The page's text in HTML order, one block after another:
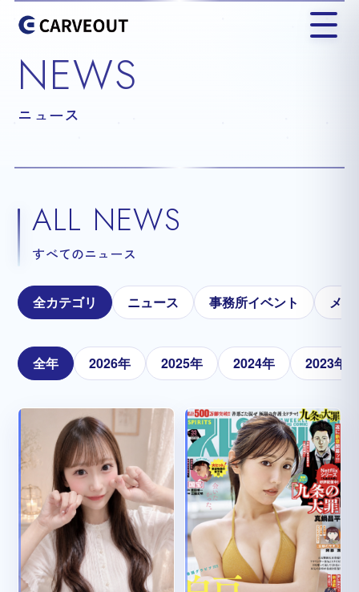
NEWS
ニュース
ALL NEWS
すべてのニュース
全カテゴリ ニュース 事務所イベント メ
全年 2026年 2025年 2024年 2023年